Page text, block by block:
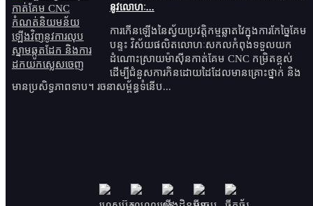
នូវលោហៈ...
ការកើនឡើងនៃស្វ័យប្រវត្តិកម្មឆ្លាតវៃក្នុងការកែច្នៃគែម
បន្ទះ វិស័យផលិតលោហៈសកលកំពុងទទួលយក
ដំណោះស្រាយម៉ាស៊ីនកាត់គែម CNC កម្រិតខ្ពស់
ដើម្បីជំនួសការកិនដោយដៃដែលមានគ្រោះថ្នាក់ និង
មានប្រសិទ្ធភាពទាប។ រចនាសម្ព័ន្ធទំនើប...